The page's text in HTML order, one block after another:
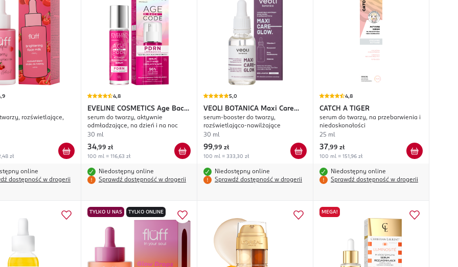
rozświetlające,
zł
online
dostępność w drogerii
4,8
EVELINE COSMETICS Age Back
Code
serum do twarzy, aktywnie
odmładzające, na dzień i na noc
30 ml
34,99 zł
100 ml = 116,63 zł
Niedostępny online
Sprawdź dostępność w drogerii
5,0
VEOLI BOTANICA Maxi Care
Glow
serum-booster do twarzy,
rozświetlająco-nawilżające
30 ml
99,99 zł
100 ml = 333,30 zł
Niedostępny online
Sprawdź dostępność w drogerii
4,8
CATCH A TIGER
serum do twarzy, na przebarwienia i
niedoskonałości
25 ml
37,99 zł
100 ml = 151,96 zł
Niedostępny online
Sprawdź dostępność w drogerii
TYLKO U NAS TYLKO ONLINE MEGA!